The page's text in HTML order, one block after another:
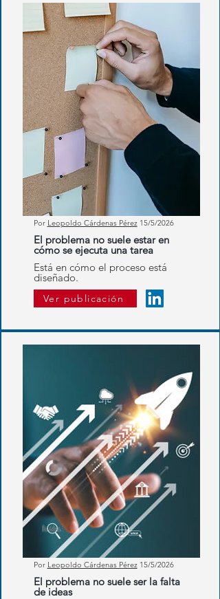
Por Leopoldo Cárdenas Pérez15/5/2026
El problema no suele estar en
cómo se ejecuta una tarea
Está en cómo el proceso está
diseñado.
Ver publicación
Por Leopoldo Cárdenas Pérez15/5/2026
El problema no suele ser la falta
de ideas